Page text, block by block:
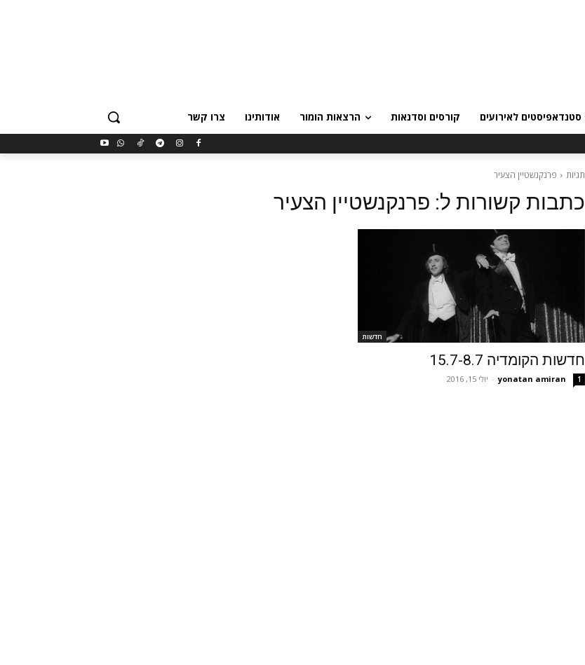
סטנדאפיסטים לאירועים קורסים וסדנאות הרצאות הומור אודותינו צרו קשר
תגיות פרנקנשטיין הצעיר
כתבות קשורות ל: פרנקנשטיין הצעיר
חדשות
חדשות הקומדיה 15.7-8.7
yonatan amiran
- יולי 15, 2016 1